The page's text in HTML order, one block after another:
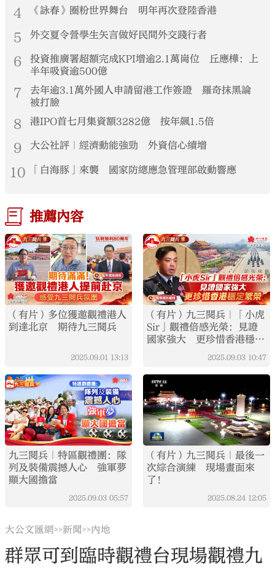
4 《詠春》圈粉世界舞台 明年再次登陸香港
5 外交夏令營學生矢言做好民間外交踐行者
6
投資推廣署超額完成KPI增逾2.1萬崗位 丘應樺：上
半年吸資逾500億
7
去年逾3.1萬外國人申請留港工作簽證 羅奇抹黑論
被打臉
8 港IPO首七月集資額3282億 按年飆1.5倍
9 大公社評｜經濟動能強勁 外資信心續增
10 「白海豚」來襲 國家防總應急管理部啟動響應
推薦內容
（有片）多位獲邀觀禮港人
到達北京 期待九三閱兵
2025.09.01 13:13
（有片）九三閱兵｜「小虎
Sir」觀禮倍感光榮：見證
國家強大 更珍惜香港穩定
2025.09.03 10:47
九三閱兵｜特區觀禮團：隊
列及裝備震撼人心 強軍夢
顯大國擔當
2025.09.03 05:57
（有片）九三閱兵｜最後一
次綜合演練 現場畫面來
了！
2025.08.24 12:05
大公文匯網>>新聞>>內地
群眾可到臨時觀禮台現場觀禮九